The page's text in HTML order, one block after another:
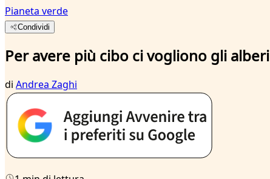
Pianeta verde
Condividi
Per avere più cibo ci vogliono gli alberi
di Andrea Zaghi